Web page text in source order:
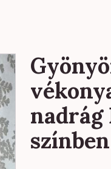
nadrág
színben